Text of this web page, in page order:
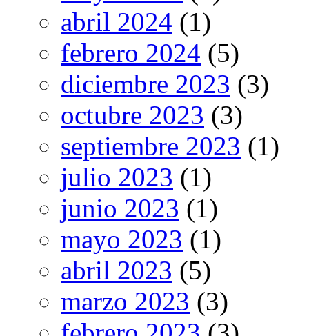
abril 2024 (1)
febrero 2024 (5)
diciembre 2023 (3)
octubre 2023 (3)
septiembre 2023 (1)
julio 2023 (1)
junio 2023 (1)
mayo 2023 (1)
abril 2023 (5)
marzo 2023 (3)